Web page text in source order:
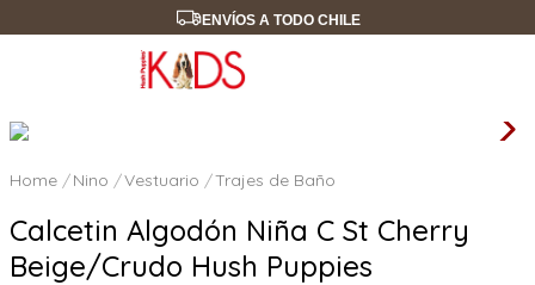
ENVÍOS A TODO CHILE
Nino Vestuario Trajes de Baño
Calcetin Algodón Niña C St Cherry
Beige/Crudo Hush Puppies